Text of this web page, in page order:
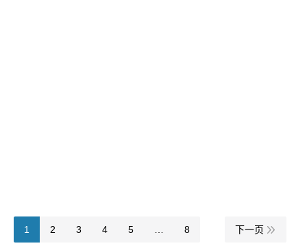
1 2 3 4 5 8 下一页